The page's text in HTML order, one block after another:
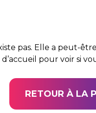
pas. Elle a peut-
pour voir si
RETOUR À LA